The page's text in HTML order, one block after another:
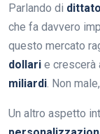
Parlando di
che fa davvero
questo mercato
dollari e crescerà
miliardi. Non
Un altro aspetto